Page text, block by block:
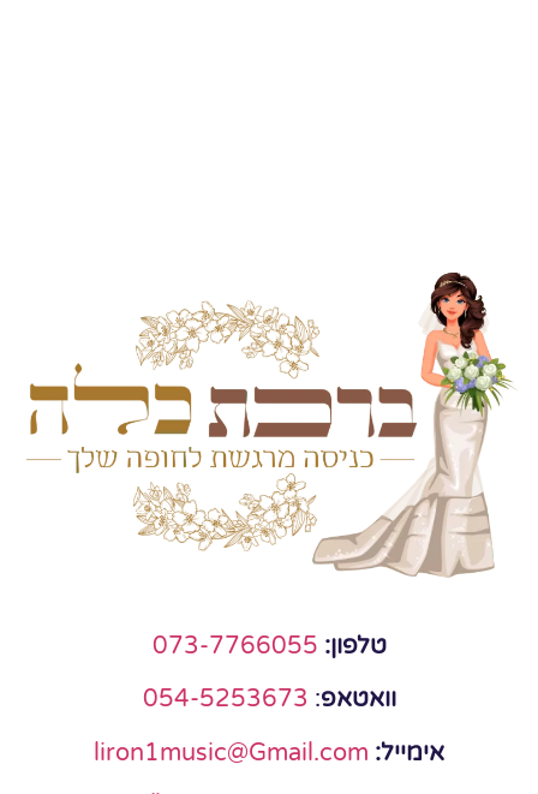
טלפון: 073-7766055
וואטאפ:
054-5253673
אימייל: liron1music@Gmail.com